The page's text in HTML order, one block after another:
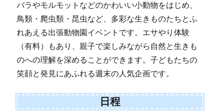
バラやモルモットなどのかわいい小動物をはじめ、
鳥類・爬虫類・昆虫など、多彩な生きものたちとふ
れあえる出張動物園イベントです。エサやり体験
（有料）もあり、親子で楽しみながら自然と生きも
のへの理解を深めることができます。子どもたちの
笑顔と発見にあふれる週末の人気企画です。
日程